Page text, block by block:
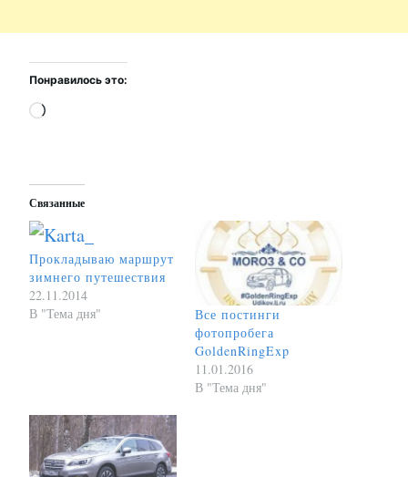
Понравилось это:
Загрузка…
Связанные
Прокладываю маршрут
зимнего путешествия
22.11.2014
В "Тема дня"
Все постинги
фотопробега
GoldenRingExp
11.01.2016
В "Тема дня"